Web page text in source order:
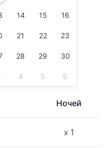
14 15 16
21 22 23
28 29 30
4 5 6
Ночей
x 1